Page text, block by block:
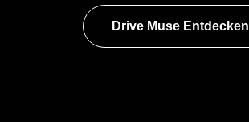
Drive Muse Entdecken